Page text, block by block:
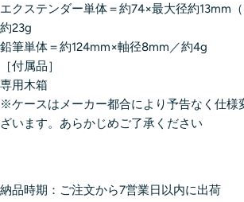
エクステンダー単体＝約74×最大径約13mm
約23g
鉛筆単体＝約124mm×軸径8mm／約4g
［付属品］
専用木箱
※ケースはメーカー都合により予告なく仕様
ざいます。あらかじめご了承ください
納品時期：ご注文から7営業日以内に出荷